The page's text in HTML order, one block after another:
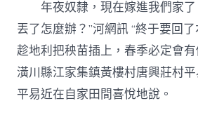
深
刻
田
間
地
頭
守
年夜奴隸，現在嫁進我們家
丟了怎麼辦？”河網訊 “終于要回
趁地利把秧苗插上，春季必定會有
潢川縣江家集鎮黃樓村唐興莊村
平易近在自家田間喜悅地說。